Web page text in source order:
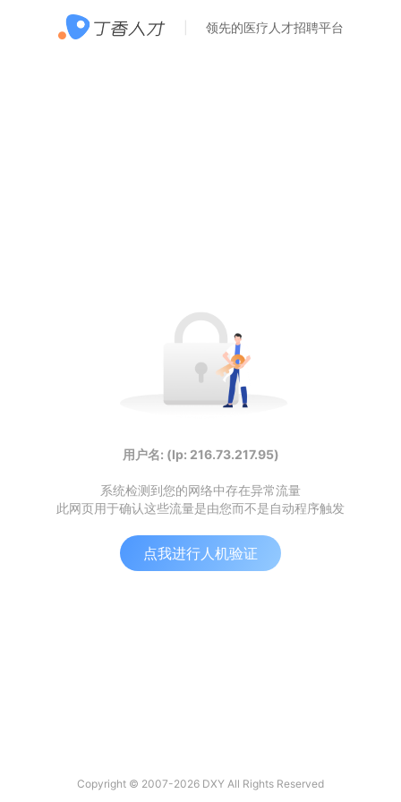
领先的医疗人才招聘平台
用户名: (Ip: 216.73.217.95)
系统检测到您的网络中存在异常流量
此网页用于确认这些流量是由您而不是自动程序触发
点我进行人机验证
Copyright © 2007-2026 DXY All Rights Reserved